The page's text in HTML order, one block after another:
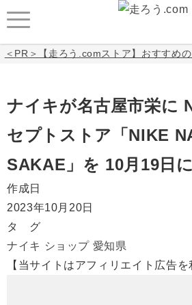
＜PR＞【走ろう.comストア】おすすめ
ナイキが名古屋市栄に
セプトストア「NIKE
SAKAE」を 10月19日
作成日
2023年10月20日
タ グ
ナイキ ショップ 愛知県
【当サイトはアフィリエイト広告を